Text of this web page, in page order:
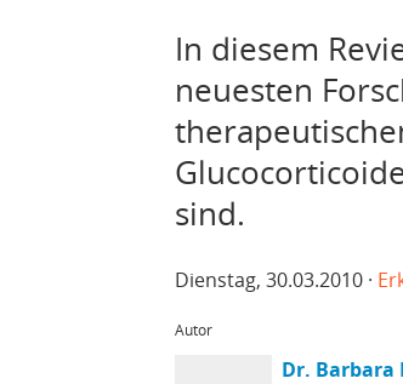
In diesem
neuesten
sind.
Dienstag, 30.03.2010 ·
Autor
Dr. Barbara